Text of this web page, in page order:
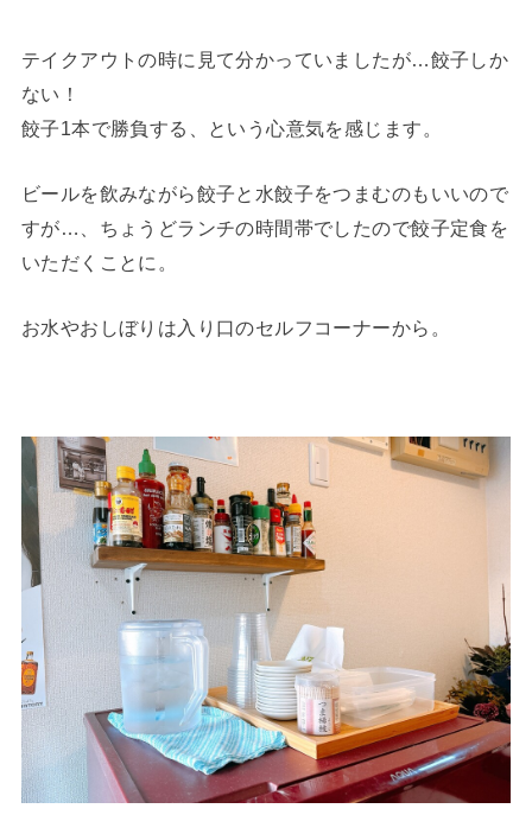
テイクアウトの時に見て分かっていましたが…餃子しか
ない！
餃子1本で勝負する、という心意気を感じます。
ビールを飲みながら餃子と水餃子をつまむのもいいので
すが…、ちょうどランチの時間帯でしたので餃子定食を
いただくことに。
お水やおしぼりは入り口のセルフコーナーから。